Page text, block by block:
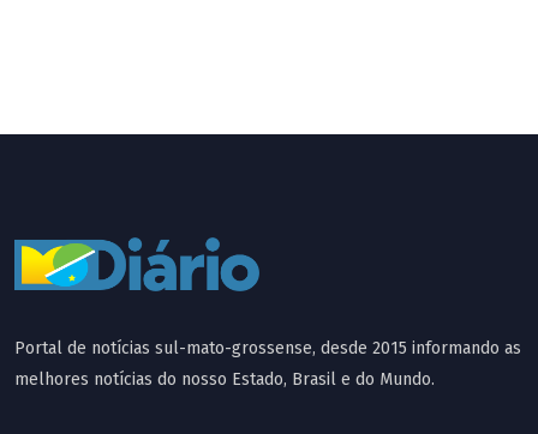
Portal de notícias sul-mato-grossense, desde 2015 informando as
melhores notícias do nosso Estado, Brasil e do Mundo.